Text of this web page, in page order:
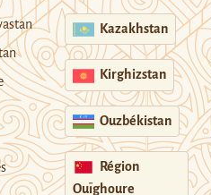
Kazakhstan
Kirghizstan
Ouzbékistan
Région
Ouïghoure